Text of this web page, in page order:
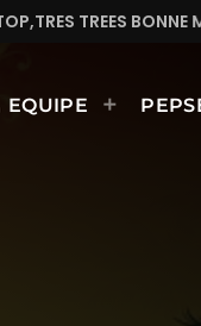
EN CONTINUE
EQUIPE